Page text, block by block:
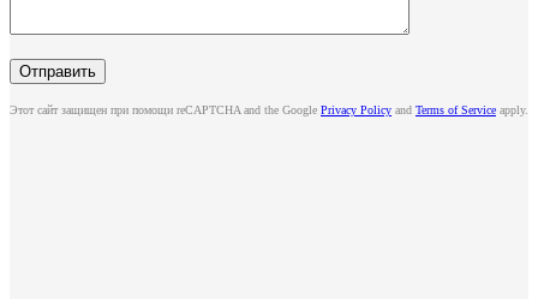
Этот сайт защищен при помощи reCAPTCHA and the Google Privacy Policy and Terms of Service apply.